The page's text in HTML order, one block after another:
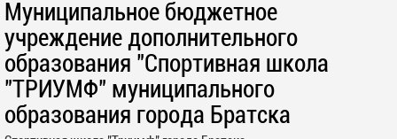
Муниципальное бюджетное
учреждение дополнительного
образования "Спортивная школа
"ТРИУМФ" муниципального
образования города Братска